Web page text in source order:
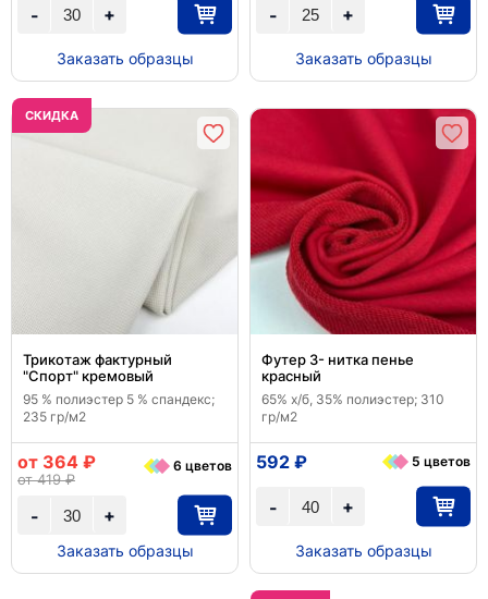
+
-
Заказать образцы
+
-
Заказать образцы
CКИДКА
Трикотаж фактурный
"Спорт" кремовый
95 % полиэстер 5 % спандекс;
235 гр/м2
+
-
от 364 ₽
от 419 ₽
6 цветов
Заказать образцы
Футер 3- нитка пенье
красный
65% х/б, 35% полиэстер; 310
гр/м2
+
-
592 ₽ 5 цветов
Заказать образцы